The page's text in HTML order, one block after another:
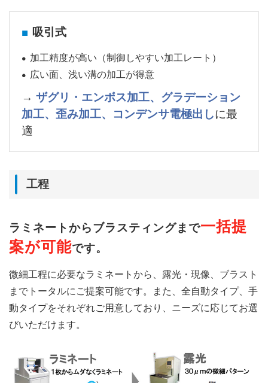
吸引式
加工精度が高い（制御しやすい加工レート）
広い面、浅い溝の加工が得意
→ ザグリ・エンボス加工、グラデーション
加工、歪み加工、
コンデンサ電極出しに最
適
工程
ラミネートからブラスティングまで一括提
案が可能です。
微細工程に必要なラミネートから、露光・現像、ブラスト
までトータルにご提案可能です。
また、全自動タイプ、手
動タイプをそれぞれご用意しており、ニーズに応じてお選
びいただけます。